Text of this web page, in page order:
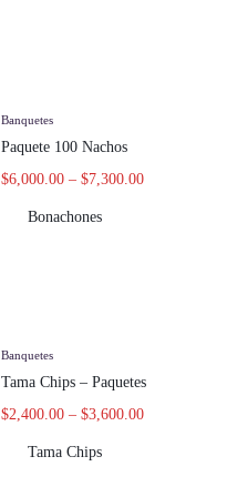
Banquetes
Paquete 100 Nachos
$6,000.00 – $7,300.00
Bonachones
Banquetes
Tama Chips – Paquetes
$2,400.00 – $3,600.00
Tama Chips